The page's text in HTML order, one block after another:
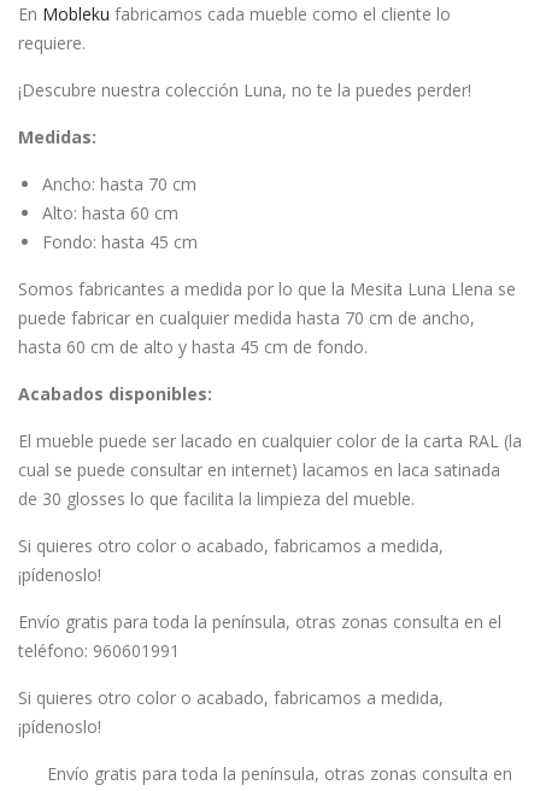
En Mobleku fabricamos cada mueble como el cliente lo
requiere.
¡Descubre nuestra colección Luna, no te la puedes perder!
Medidas:
Ancho: hasta 70 cm
Alto: hasta 60 cm
Fondo: hasta 45 cm
Somos fabricantes a medida por lo que la Mesita Luna Llena se
puede fabricar en cualquier medida hasta 70 cm de ancho,
hasta 60 cm de alto y hasta 45 cm de fondo.
Acabados disponibles:
El mueble puede ser lacado en cualquier color de la carta RAL (la
cual se puede consultar en internet) lacamos en laca satinada
de 30 glosses lo que facilita la limpieza del mueble.
Si quieres otro color o acabado, fabricamos a medida,
¡pídenoslo!
Envío gratis para toda la península, otras zonas consulta en el
teléfono: 960601991
Si quieres otro color o acabado, fabricamos a medida,
¡pídenoslo!
Envío gratis para toda la península, otras zonas consulta en